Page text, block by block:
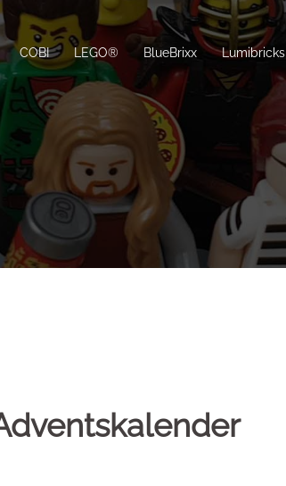
COBI LEGO® BlueBrixx Lumibricks